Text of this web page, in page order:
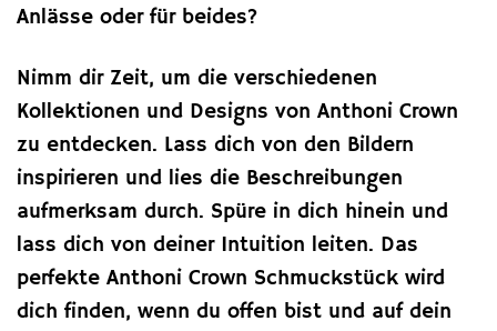
Anlässe oder für beides?
Nimm dir Zeit, um die verschiedenen
Kollektionen und Designs von Anthoni Crown
zu entdecken. Lass dich von den Bildern
inspirieren und lies die Beschreibungen
aufmerksam durch. Spüre in dich hinein und
lass dich von deiner Intuition leiten. Das
perfekte Anthoni Crown Schmuckstück wird
dich finden, wenn du offen bist und auf dein